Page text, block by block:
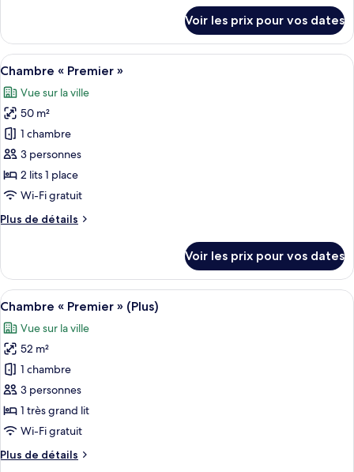
le
type
de
Premier
Corner
King
Voir les prix pour vos dates
Afficher
toutes
les
photos
pour
ce
type
de
chambre :
Chambre
»
Une chambre d’hôtel avec deux lits,
8
Chambre « Premier »
Vue sur la ville
50 m²
1 chambre
3 personnes
2 lits 1 place
Wi-Fi gratuit
Plus de détails
Plus
le
type
de
Chambre
«
Premier
Voir les prix pour vos dates
Afficher
toutes
les
photos
pour
ce
type
de
chambre :
Chambre
Une chambre d’hôtel moderne
7
Chambre « Premier » (Plus)
Vue sur la ville
52 m²
1 chambre
3 personnes
1 très grand lit
Wi-Fi gratuit
Plus de détails
Plus